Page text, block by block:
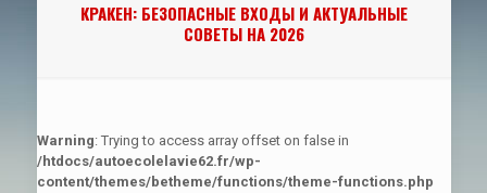
КРАКЕН: БЕЗОПАСНЫЕ ВХОДЫ И АКТУАЛЬНЫЕ
СОВЕТЫ НА 2026
Warning: Trying to access array offset on false in
/htdocs/autoecolelavie62.fr/wp-
content/themes/betheme/functions/theme-functions.php